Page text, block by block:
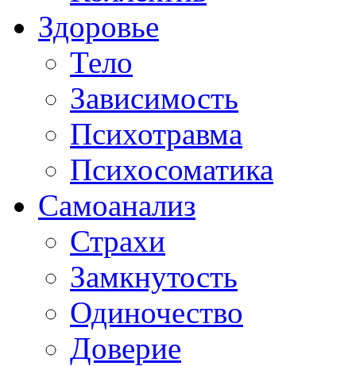
Здоровье
Тело
Зависимость
Психотравма
Психосоматика
Самоанализ
Страхи
Замкнутость
Одиночество
Доверие